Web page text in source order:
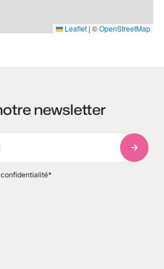
Leaflet | ©OpenStreetMap
newsletter
*